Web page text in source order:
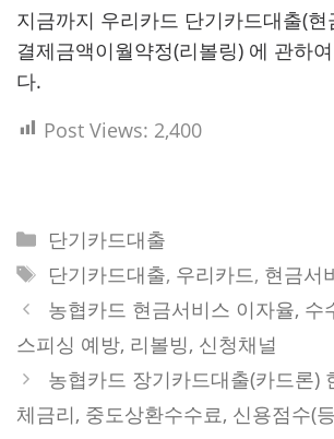
지금까지 우리카드 단기카드대출(현
결제금액이월약정(리볼링) 에 관하
다.
Post Views: 2,400
Categories
단기카드대출
Tags
단기카드대출, 우리카드, 현금서
농협카드 현금서비스 이자율, 수
스피싱 예방, 리볼빙, 신청채널
농협카드 장기카드대출(카드론)
체금리, 중도상환수수료, 신용점수(